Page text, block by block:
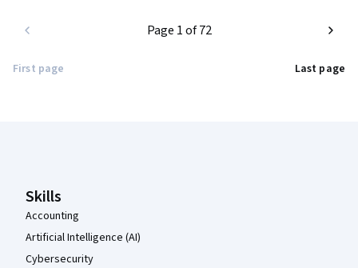
First page
Page 1 of 72
Last page
Skills
Accounting
Artificial Intelligence (AI)
Cybersecurity